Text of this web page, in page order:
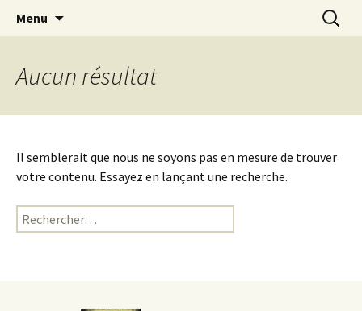
Le Petit Ney
Café littéraire, espace associatif
Menu
Aucun résultat
Il semblerait que nous ne soyons pas en mesure de trouver
votre contenu. Essayez en lançant une recherche.
Rechercher :